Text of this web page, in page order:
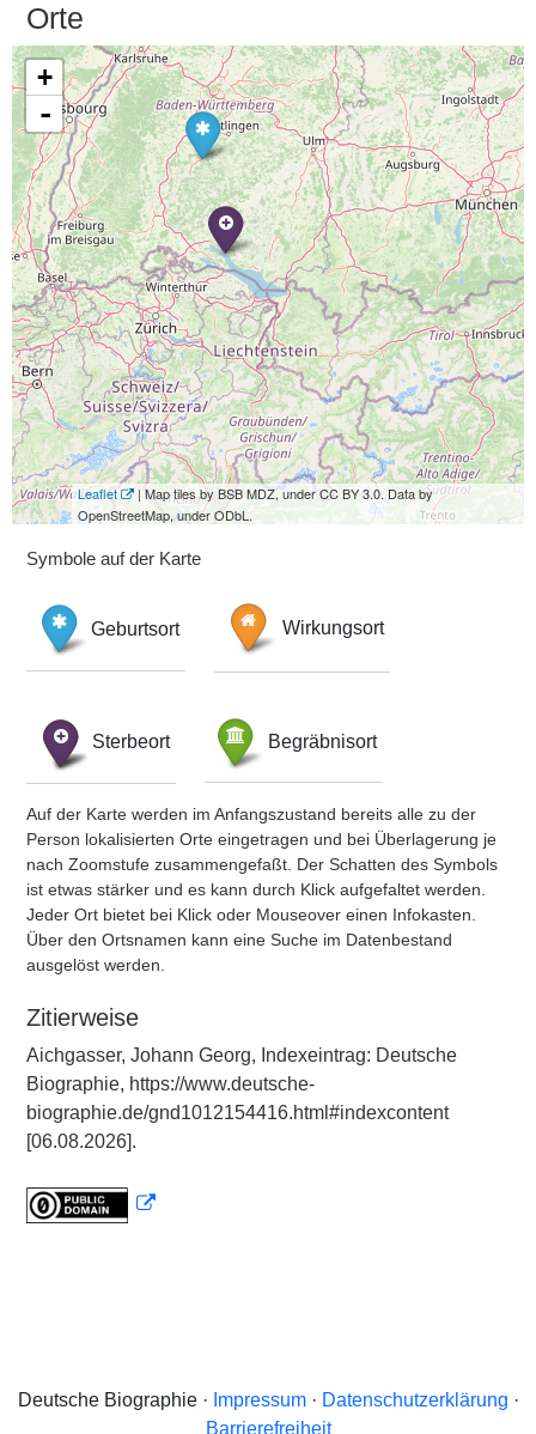
Orte
+
-
Leaflet
| Map tiles by BSB MDZ, under CC BY 3.0. Data by
OpenStreetMap, under ODbL.
Symbole auf der Karte
Geburtsort Wirkungsort
Sterbeort Begräbnisort
Auf der Karte werden im Anfangszustand bereits alle zu der
Person lokalisierten Orte eingetragen und bei Überlagerung je
nach Zoomstufe zusammengefaßt. Der Schatten des Symbols
ist etwas stärker und es kann durch Klick aufgefaltet werden.
Jeder Ort bietet bei Klick oder Mouseover einen Infokasten.
Über den Ortsnamen kann eine Suche im Datenbestand
ausgelöst werden.
Zitierweise
Aichgasser, Johann Georg, Indexeintrag: Deutsche
Biographie, https://www.deutsche-
biographie.de/gnd1012154416.html#indexcontent
[06.08.2026].
Deutsche Biographie · Impressum· Datenschutzerklärung ·
Barrierefreiheit